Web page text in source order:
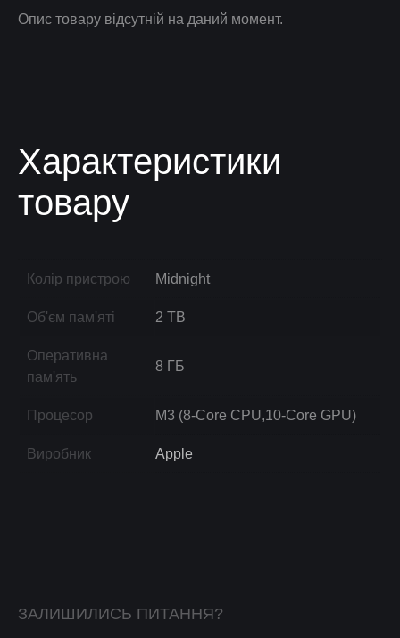
Опис товару відсутній на даний момент.
Характеристики
товару
Колір пристрою Midnight
Об'єм пам'яті 2 TB
Оперативна
пам'ять
8 ГБ
Процесор M3 (8-Core CPU,10-Core GPU)
Виробник Apple
ЗАЛИШИЛИСЬ ПИТАННЯ?